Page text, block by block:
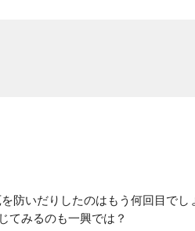
防いだりしたのはもう何回目で
てみるのも一興では？